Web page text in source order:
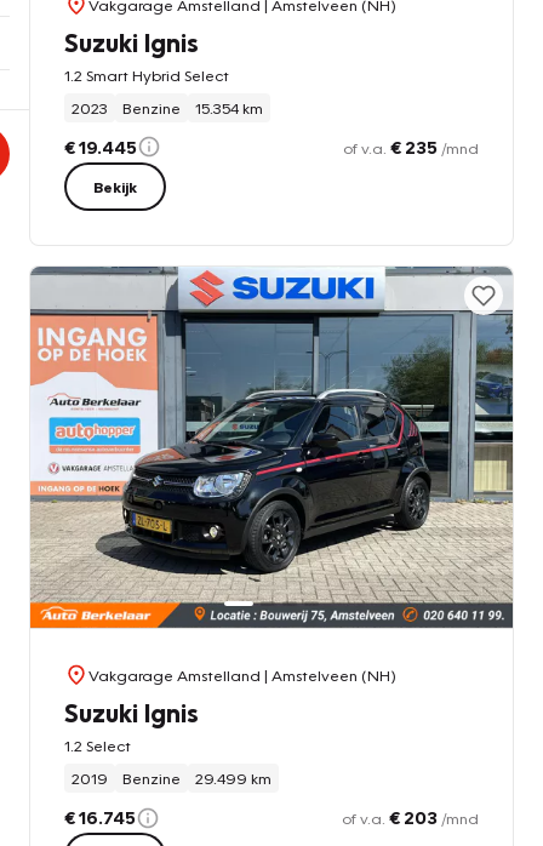
Vakgarage Amstelland | Amstelveen (NH)
Suzuki Ignis
1.2 Smart Hybrid Select
2023
Benzine 15.354 km
€ 19.445 of v.a. € 235 /mnd
Bekijk
Vakgarage Amstelland | Amstelveen (NH)
Suzuki Ignis
1.2 Select
2019
Benzine 29.499 km
€ 16.745 of v.a. € 203 /mnd